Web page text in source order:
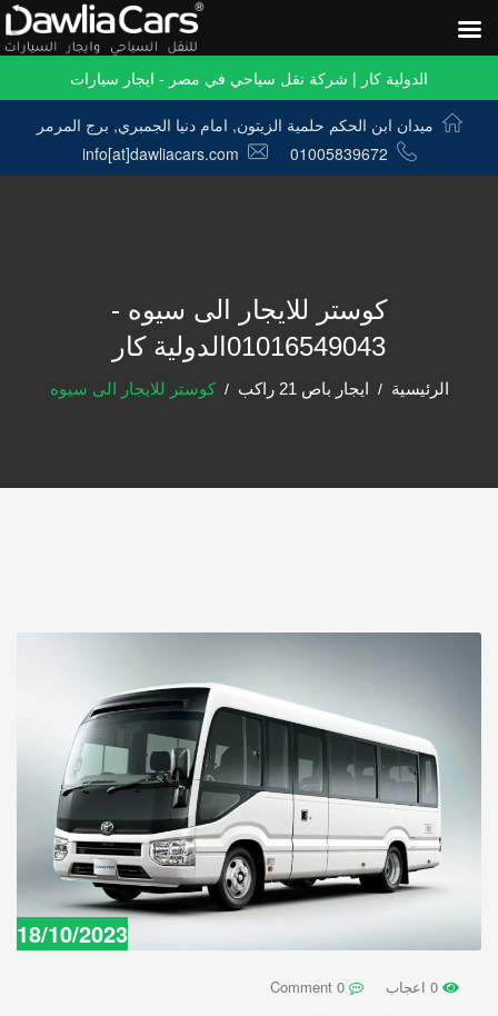
الدولية كار | شركة نقل سياحي في مصر - ايجار سيارات
ميدان ابن الحكم حلمية الزيتون, امام دنيا الجمبري, برج المرمر
01005839672
info[at]dawliacars.com
كوستر للايجار الى سيوه -
01016549043الدولية كار
الرئيسية ايجار باص 21 راكب كوستر للايجار الى سيوه
18/10/2023